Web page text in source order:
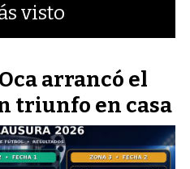
visto
arrancó el
triunfo en casa